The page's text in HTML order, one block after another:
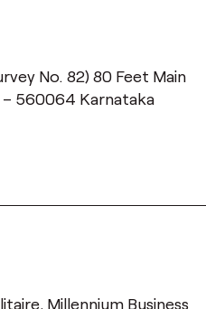
No. 82) 80 Feet Main
– 560064 Karnataka
Millennium Business